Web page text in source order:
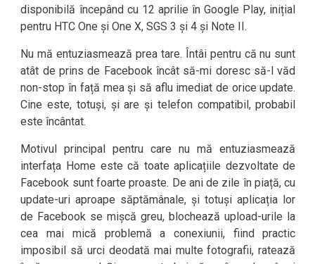
disponibilă începând cu 12 aprilie în Google Play, inițial
pentru HTC One și One X, SGS 3 și 4 și Note II.
Nu mă entuziasmează prea tare. Întâi pentru că nu sunt
atât de prins de Facebook încât să-mi doresc să-l văd
non-stop în față mea și să aflu imediat de orice update.
Cine este, totuși, și are și telefon compatibil, probabil
este încântat.
Motivul principal pentru care nu mă entuziasmează
interfața Home este că toate aplicațiile dezvoltate de
Facebook sunt foarte proaste. De ani de zile în piață, cu
update-uri aproape săptămânale, și totuși aplicația lor
de Facebook se mișcă greu, blochează upload-urile la
cea mai mică problemă a conexiunii, fiind practic
imposibil să urci deodată mai multe fotografii, ratează